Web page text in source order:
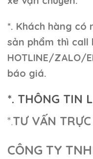
*. Khách hàng có
sản phẩm thì call
HOTLINE/ZALO/
báo giá.
*. THÔNG TIN
*.TƯ VẤN
CÔNG TY